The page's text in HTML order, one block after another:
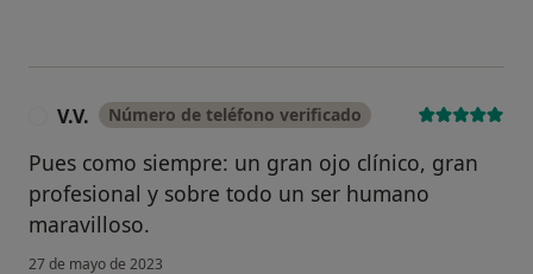
V.V. Número de teléfono verificado
Pues como siempre: un gran ojo clínico, gran
profesional y sobre todo un ser humano
maravilloso.
27 de mayo de 2023